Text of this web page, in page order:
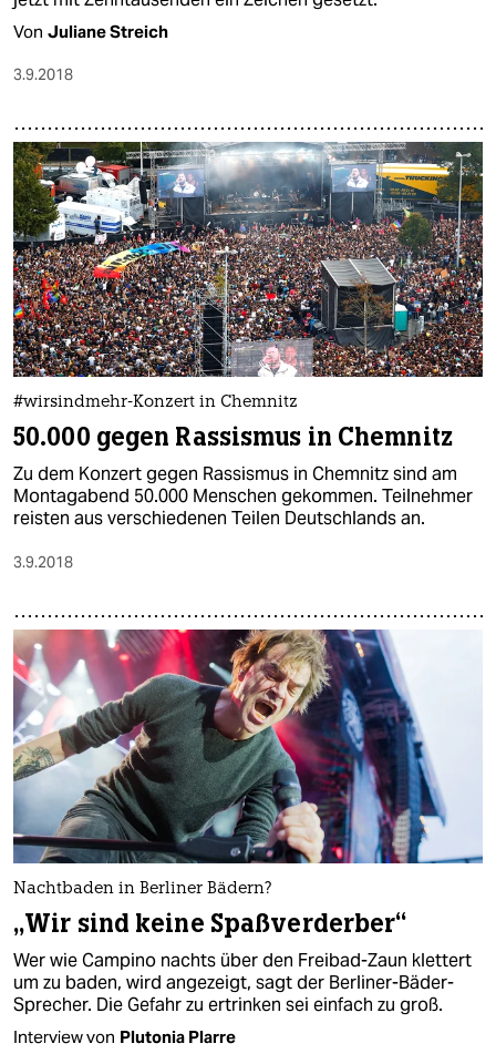
Von Juliane Streich
3.9.2018
#wirsindmehr-Konzert in Chemnitz
50.000 gegen Rassismus in Chemnitz
Zu dem Konzert gegen Rassismus in Chemnitz sind am
Montagabend 50.000 Menschen gekommen. Teilnehmer
reisten aus verschiedenen Teilen Deutschlands an.
3.9.2018
Nachtbaden in Berliner Bädern?
„Wir sind keine Spaßverderber“
Wer wie Campino nachts über den Freibad-Zaun klettert
um zu baden, wird angezeigt, sagt der Berliner-Bäder-
Sprecher. Die Gefahr zu ertrinken sei einfach zu groß.
Interview von Plutonia Plarre